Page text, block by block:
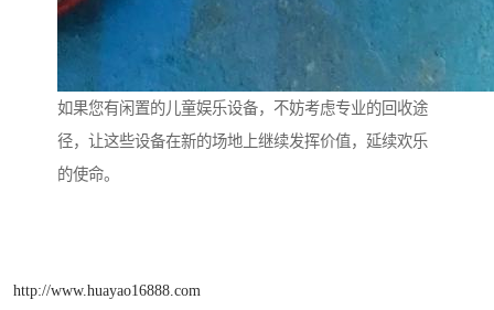
如果您有闲置的儿童娱乐设备，不妨考虑专业的回收途
径，让这些设备在新的场地上继续发挥价值，延续欢乐
的使命。
http://www.huayao16888.com